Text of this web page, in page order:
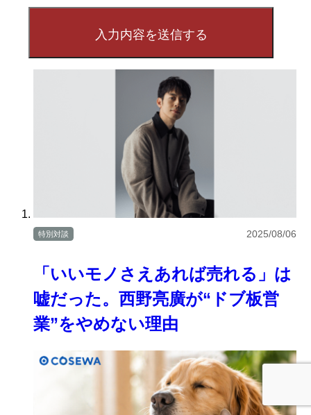
「いいモノさえあれば売れる」は
嘘だった。西野亮廣が“ドブ板営
業”をやめない理由
特別対談 2025/08/06